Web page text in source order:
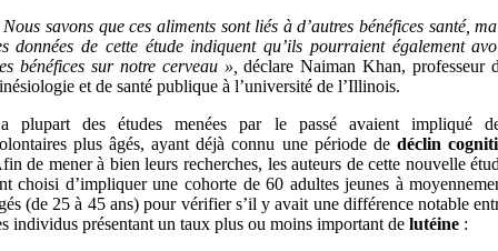
savons que ces aliments sont liés à d’autres bénéfices santé,
données de cette étude indiquent qu’ils pourraient également
bénéfices sur notre cerveau », déclare Naiman Khan, professeur
et de santé publique à l’université de l’Illinois.
plupart des études menées par le passé avaient impliqué
plus âgés, ayant déjà connu une période dedéclin
de mener à bien leurs recherches, les auteurs de cette nouvelle
choisi d’impliquer une cohorte de 60 adultes jeunes à
(de 25 à 45 ans) pour vérifier s’il y avait une différence notable
individus présentant un taux plus ou moins important de lutéine: